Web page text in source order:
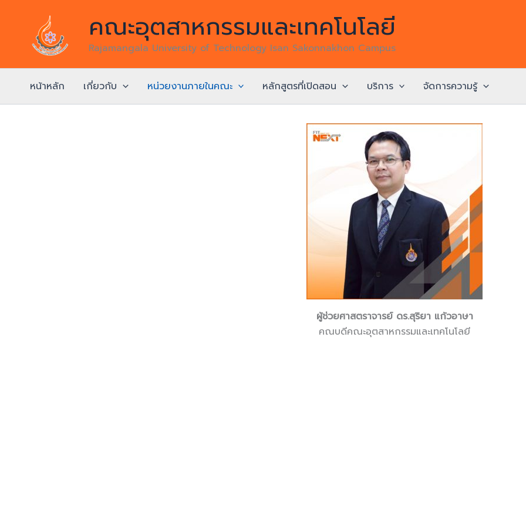
content
คณะอุตสาหกรรมและเทคโนโลยี
Rajamangala University of Technology Isan Sakonnakhon Campus
หน้าหลัก เกี่ยวกับ หน่วยงานภายในคณะ หลักสูตรที่เปิดสอน บริการ จัดการความรู้
ผู้ช่วยศาสตราจารย์ ดร.สุริยา แก้วอาษา
คณบดีคณะอุตสาหกรรมและเทคโนโลยี